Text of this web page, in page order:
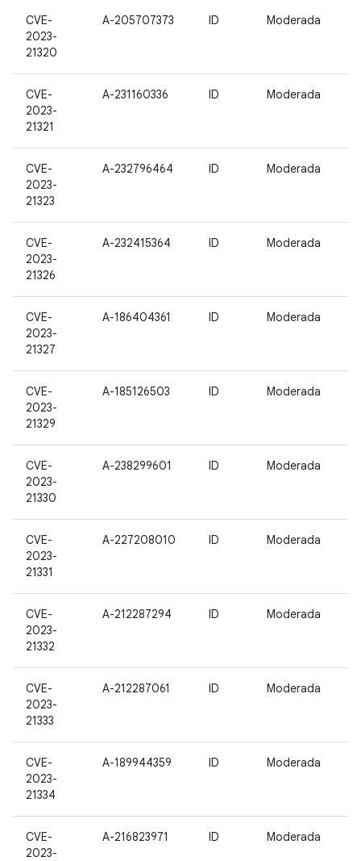
CVE-
2023-
21320
A-205707373 ID Moderada
CVE-
2023-
21321
A-231160336 ID Moderada
CVE-
2023-
21323
A-232796464 ID Moderada
CVE-
2023-
21326
A-232415364 ID Moderada
CVE-
2023-
21327
A-186404361 ID Moderada
CVE-
2023-
21329
A-185126503 ID Moderada
CVE-
2023-
21330
A-238299601 ID Moderada
CVE-
2023-
21331
A-227208010 ID Moderada
CVE-
2023-
21332
A-212287294 ID Moderada
CVE-
2023-
21333
A-212287061 ID Moderada
CVE-
2023-
21334
A-189944359 ID Moderada
CVE-
2023-
A-216823971 ID Moderada